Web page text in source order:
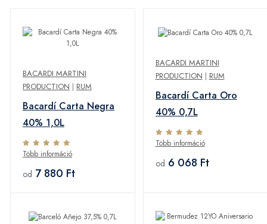
BACARDI MARTINI
PRODUCTION | RUM
Bacardí Carta Negra
40% 1,0L
Több információ
od 7 880 Ft
BACARDI MARTINI
PRODUCTION | RUM
Bacardí Carta Oro
40% 0,7L
Több információ
od 6 068 Ft